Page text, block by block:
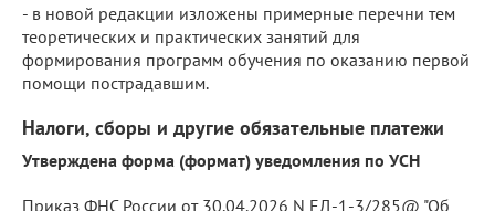
- в новой редакции изложены примерные перечни тем
теоретических и практических занятий для
формирования программ обучения по оказанию первой
помощи пострадавшим.
Налоги, сборы и другие обязательные платежи
Утверждена форма (формат) уведомления по УСН
Приказ ФНС России от 30.04.2026 N ЕД-1-3/285@ "Об